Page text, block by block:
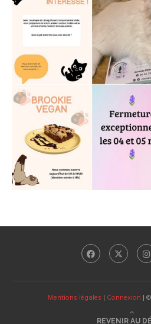
Mentions légales | Connexion |
REVENIR AU